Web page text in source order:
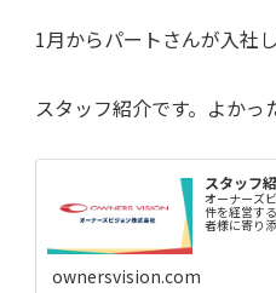
1月からパートさんが入社
スタッフ紹介です。よかっ
スタッフ
オーナーズ
件を経営す
者様に寄り
ownersvision.com